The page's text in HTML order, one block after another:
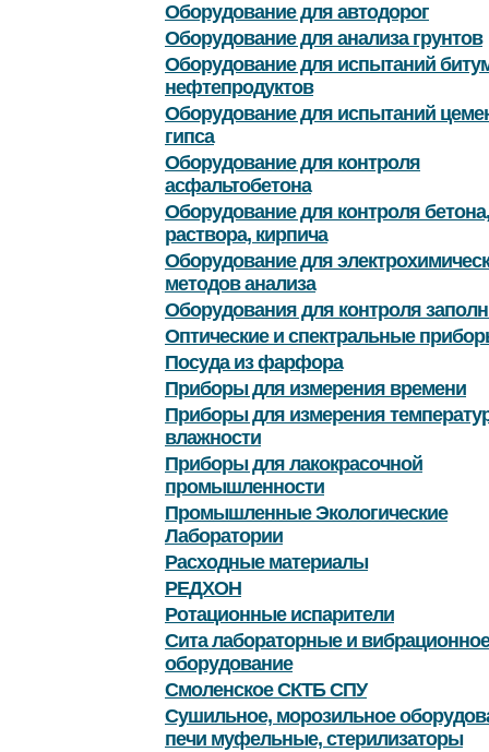
Оборудование для автодорог
Оборудование для анализа грунтов
Оборудование для испытаний
нефтепродуктов
Оборудование для испытаний
гипса
Оборудование для контроля
асфальтобетона
Оборудование для контроля бетона,
раствора, кирпича
Оборудование для
методов анализа
Оборудования для контроля
Оптические и спектральные
Посуда из фарфора
Приборы для измерения времени
Приборы для измерения
влажности
Приборы для лакокрасочной
промышленности
Промышленные Экологические
Лаборатории
Расходные материалы
РЕДХОН
Ротационные испарители
Сита лабораторные и вибрационное
оборудование
Смоленское СКТБ СПУ
Сушильное, морозильное
печи муфельные, стерилизаторы